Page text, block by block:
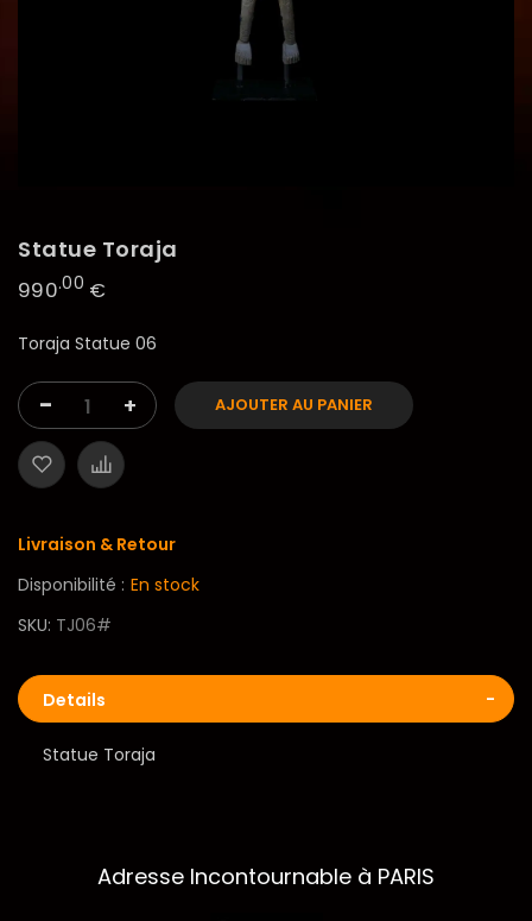
Statue Toraja
990.00 €
Toraja Statue 06
- + AJOUTER AU PANIER
Livraison & Retour
Disponibilité : En stock
SKU TJ06#
Details
Statue Toraja
Adresse Incontournable à PARIS